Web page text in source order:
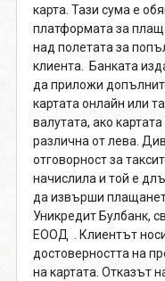
карта. Тази сума е
платформата за
над полетата за
клиента. Банката
да приложи
картата онлайн или
валутата, ако
различна от лева.
отговорност за
начислила и той е
да извърши
Уникредит Булбанк,
ЕООД . Клиентът носи
достоверността на
на картата. Отказът